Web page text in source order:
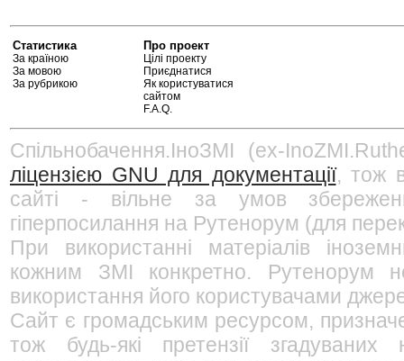
Статистика
За країною
За мовою
За рубрикою
Про проект
Цілі проекту
Приєднатися
Як користуватися
сайтом
F.A.Q.
Спільнобачення.ІноЗМІ (ex-
ліцензією GNU для документації, тож
сайті - вільне за умов
гіперпосилання на Рутенорум (для
При використанні матеріалів
кожним ЗМІ конкретно. Рутенорум
використання його користувачами
Сайт є громадським ресурсом,
тож будь-які претензії